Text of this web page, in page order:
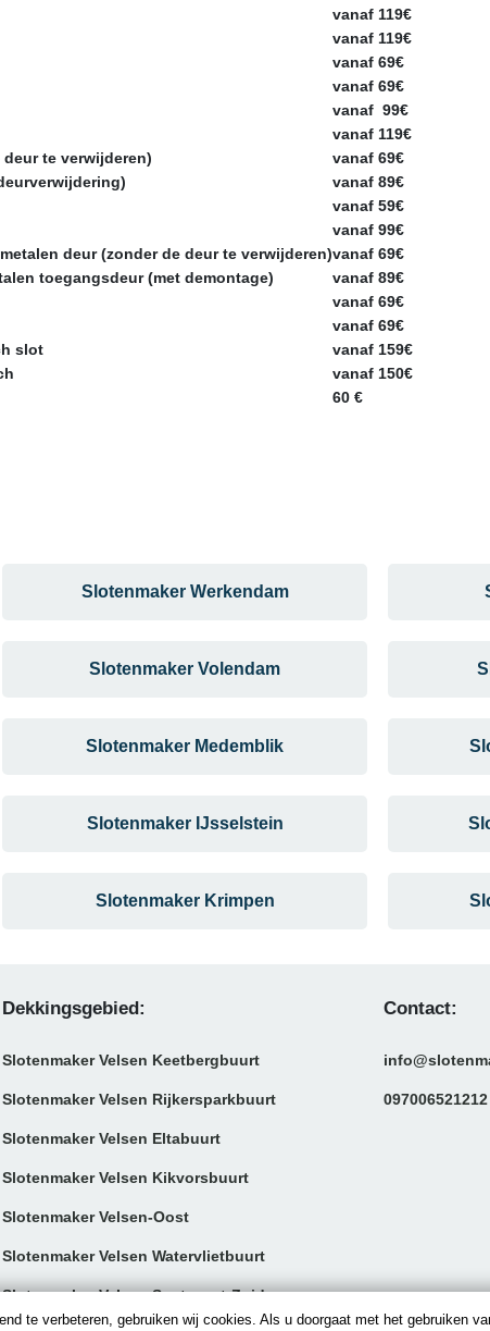
vanaf 119€
vanaf 119€
vanaf 69€
vanaf 69€
vanaf 99€
vanaf 119€
te verwijderen)
vanaf 69€
vanaf 89€
vanaf 59€
vanaf 99€
deur (zonder de deur te verwijderen)vanaf 69€
toegangsdeur (met demontage)
vanaf 89€
vanaf 69€
vanaf 69€
slot
vanaf 159€
vanaf 150€
60 €
te verbeteren, gebruiken wij cookies. Als u doorgaat met het gebruiken
Slotenmaker Werkendam
Slotenmaker Volendam
Slotenmaker Medemblik
Slotenmaker IJsselstein
Slotenmaker Krimpen
Dekkingsgebied:
Slotenmaker Velsen Keetbergbuurt
Slotenmaker Velsen Rijkersparkbuurt
Slotenmaker Velsen Eltabuurt
Slotenmaker Velsen Kikvorsbuurt
Slotenmaker Velsen-Oost
Slotenmaker Velsen Watervlietbuurt
Slotenmaker Velsen Santpoort-Zuid
Contact:
097006521212